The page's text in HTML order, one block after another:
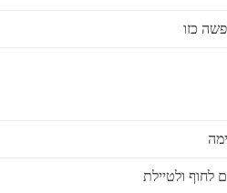
כזו
לחוף ולטיילת